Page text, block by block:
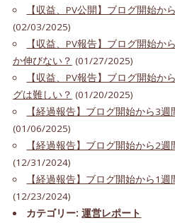
【収益、PV公開】ブログ開始か
(02/03/2025)
【収益、PV報告】ブログ開始
か伸びない？ (01/27/2025)
【収益、PV報告】ブログ開始か
グは難しい？ (01/20/2025)
【経過報告】ブログ開始から3
(01/06/2025)
【経過報告】ブログ開始から2
(12/31/2024)
【経過報告】ブログ開始から1
(12/23/2024)
カテゴリー:運営レポート